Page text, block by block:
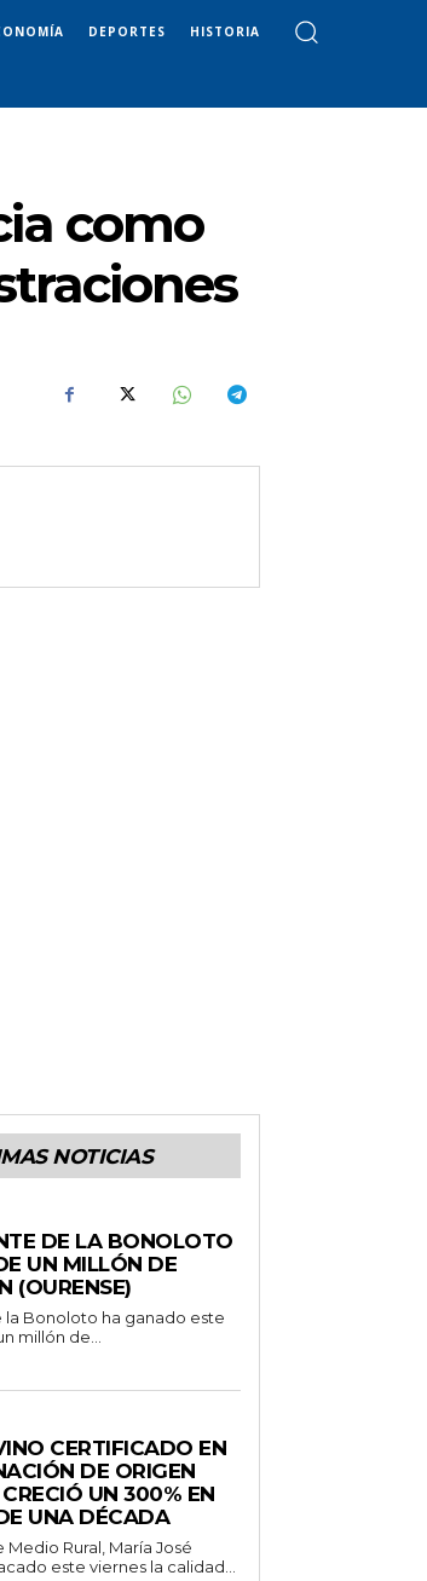
DEPORTES HISTORIA
como
NOTICIAS
DE LA BONOLOTO
UN MILLÓN DE
(OURENSE)
la Bonoloto ha ganado este
millón de...
CERTIFICADO EN
DE ORIGEN
UN 300% EN
UNA DÉCADA
Medio Rural, María José
este viernes la calidad...